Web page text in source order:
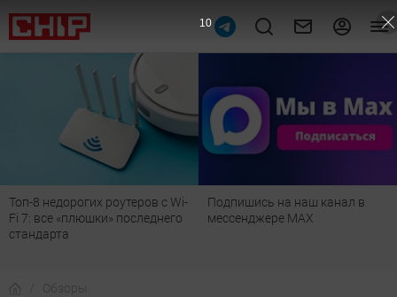
Подпишись на наш канал в
мессенджере МАХ
Рейтинг телевизоров 2026:
лучшие модели для гостиной,
Обзоры
9